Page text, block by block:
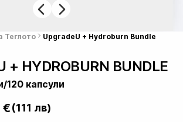
Теглото UpgradeU + Hydroburn Bundle
+ HYDROBURN BUNDLE
120 капсули
€(111 лв)